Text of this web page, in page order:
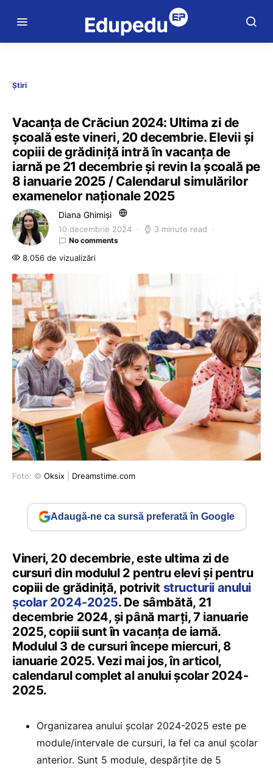
Știri
Vacanța de Crăciun 2024: Ultima zi de
școală este vineri, 20 decembrie. Elevii și
copiii de grădiniță intră în vacanța de
iarnă pe 21 decembrie și revin la școală pe
8 ianuarie 2025 / Calendarul simulărilor
examenelor naționale 2025
Diana Ghimiși
10 decembrie 2024 3 minute read
No comments
8.056 de vizualizări
Foto: © Oksix Dreamstime.com
Adaugă-ne ca sursă preferată în Google
Vineri, 20 decembrie, este ultima zi de
cursuri din modulul 2 pentru elevi și pentru
copiii de grădiniță, potrivit structurii anului
școlar 2024-2025. De sâmbătă, 21
decembrie 2024, și până marți, 7 ianuarie
2025, copiii sunt în vacanța de iarnă.
Modulul 3 de cursuri începe miercuri, 8
ianuarie 2025. Vezi mai jos, în articol,
calendarul complet al anului școlar 2024-
2025.
Organizarea anului școlar 2024-2025 este pe
module/intervale de cursuri, la fel ca anul școlar
anterior. Sunt 5 module, despărțite de 5